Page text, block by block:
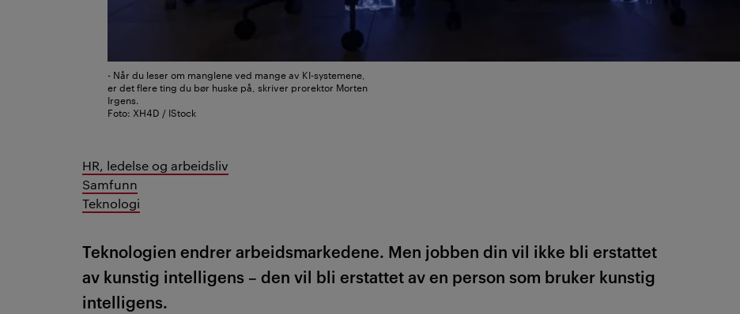
- Når du leser om manglene ved mange av KI-systemene,
er det flere ting du bør huske på, skriver prorektor Morten
Irgens.
Foto: XH4D / IStock
HR, ledelse og arbeidsliv
Samfunn
Teknologi
Teknologien endrer arbeidsmarkedene. Men jobben din vil ikke bli erstattet
av kunstig intelligens – den vil bli erstattet av en person som bruker kunstig
intelligens.